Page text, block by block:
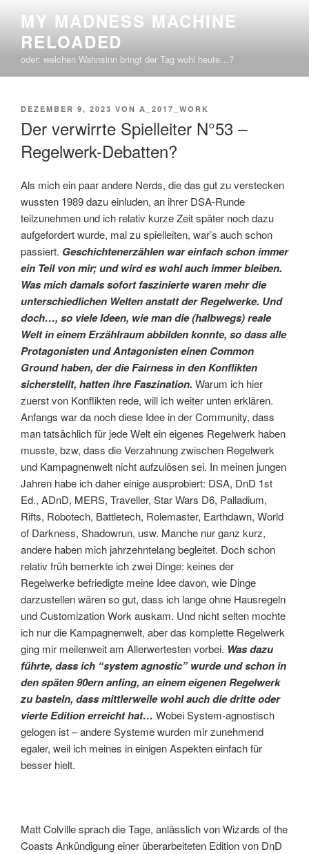
springen
MY MADNESS MACHINE
RELOADED
oder: welchen Wahnsinn bringt der Tag wohl heute…?
VERÖFFENTLICHT
DEZEMBER 9, 2023 VON A_2017_WORK
Der verwirrte Spielleiter N°53 –
Regelwerk-Debatten?
Als mich ein paar andere Nerds, die das gut zu verstecken
wussten 1989 dazu einluden, an ihrer DSA-Runde
teilzunehmen und ich relativ kurze Zeit später noch dazu
aufgefordert wurde, mal zu spielleiten, war’s auch schon
passiert. Geschichtenerzählen war einfach schon immer
ein Teil von mir; und wird es wohl auch immer bleiben.
Was mich damals sofort faszinierte waren mehr die
unterschiedlichen Welten anstatt der Regelwerke. Und
doch…, so viele Ideen, wie man die (halbwegs) reale
Welt in einem Erzählraum abbilden konnte, so dass alle
Protagonisten und Antagonisten einen Common
Ground haben, der die Fairness in den Konflikten
sicherstellt, hatten ihre Faszination. Warum ich hier
zuerst von Konflikten rede, will ich weiter unten erklären.
Anfangs war da noch diese Idee in der Community, dass
man tatsächlich für jede Welt ein eigenes Regelwerk haben
musste, bzw, dass die Verzahnung zwischen Regelwerk
und Kampagnenwelt nicht aufzulösen sei. In meinen jungen
Jahren habe ich daher einige ausprobiert: DSA, DnD 1st
Ed., ADnD, MERS, Traveller, Star Wars D6, Palladium,
Rifts, Robotech, Battletech, Rolemaster, Earthdawn, World
of Darkness, Shadowrun, usw. Manche nur ganz kurz,
andere haben mich jahrzehntelang begleitet. Doch schon
relativ früh bemerkte ich zwei Dinge: keines der
Regelwerke befriedigte meine Idee davon, wie Dinge
darzustellen wären so gut, dass ich lange ohne Hausregeln
und Customization Work auskam. Und nicht selten mochte
ich nur die Kampagnenwelt, aber das komplette Regelwerk
ging mir meilenweit am Allerwertesten vorbei. Was dazu
führte, dass ich “system agnostic” wurde und schon in
den späten 90ern anfing, an einem eigenen Regelwerk
zu basteln, dass mittlerweile wohl auch die dritte oder
vierte Edition erreicht hat… Wobei System-agnostisch
gelogen ist – andere Systeme wurden mir zunehmend
egaler, weil ich meines in einigen Aspekten einfach für
besser hielt.
Matt Colville sprach die Tage, anlässlich von Wizards of the
Coasts Ankündigung einer überarbeiteten Edition von DnD